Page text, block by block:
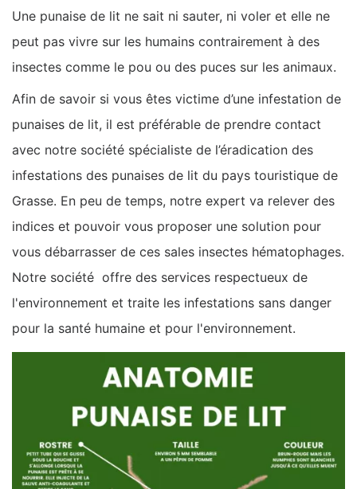
Une punaise de lit ne sait ni sauter, ni voler et elle ne
peut pas vivre sur les humains contrairement à des
insectes comme le pou ou des puces sur les animaux.
Afin de savoir si vous êtes victime d’une infestation de
punaises de lit, il est préférable de prendre contact
avec notre société spécialiste de l’éradication des
infestations des punaises de lit du pays touristique de
Grasse. En peu de temps, notre expert va relever des
indices et pouvoir vous proposer une solution pour
vous débarrasser de ces sales insectes hématophages.
Notre société offre des services respectueux de
l'environnement et traite les infestations sans danger
pour la santé humaine et pour l'environnement.